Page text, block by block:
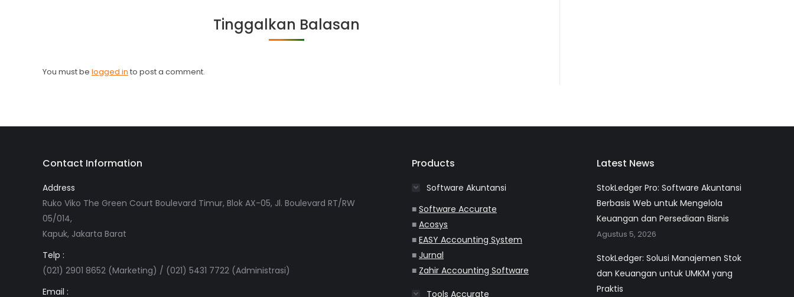
Tinggalkan Balasan
You must be logged in to post a comment.
Contact Information
Address
Ruko Viko The Green Court Boulevard Timur, Blok AX-05, Jl. Boulevard RT/RW
05/014,
Kapuk, Jakarta Barat
Telp :
(021) 2901 8652 (Marketing) / (021) 5431 7722 (Administrasi)
Email :
Products
Software Akuntansi
■ Software Accurate
■ Acosys
■ EASY Accounting System
■ Jurnal
■ Zahir Accounting Software
Tools Accurate
Latest News
StokLedger Pro: Software Akuntansi
Berbasis Web untuk Mengelola
Keuangan dan Persediaan Bisnis
Agustus 5, 2026
StokLedger: Solusi Manajemen Stok
dan Keuangan untuk UMKM yang
Praktis